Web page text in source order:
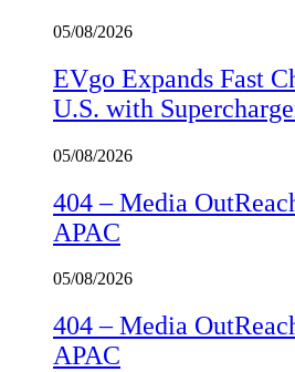
05/08/2026
EVgo Expands Fast
U.S. with
05/08/2026
404 – Media
APAC
05/08/2026
404 – Media
APAC